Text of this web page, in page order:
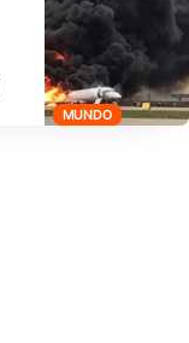
MUNDO